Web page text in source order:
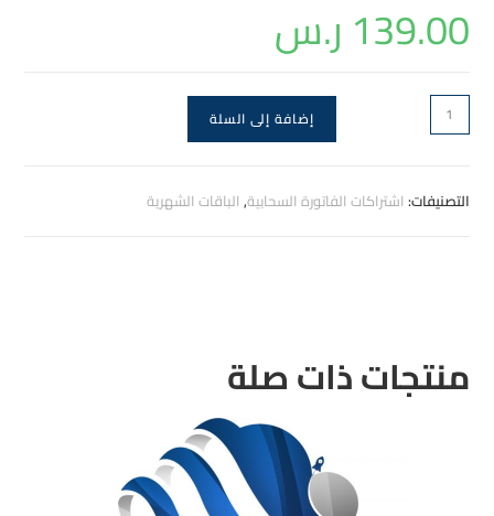
139.00 ر.س
إضافة إلى السلة
التصنيفات: اشتراكات الفاتورة السحابية, الباقات الشهرية
منتجات ذات صلة